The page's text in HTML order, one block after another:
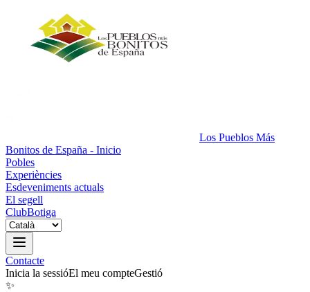
Los Pueblos Más
Bonitos de España - Inicio
Pobles
Experiències
Esdeveniments actuals
El segell
ClubBotiga
Contacte
Inicia la sessióEl meu compteGestió
✨